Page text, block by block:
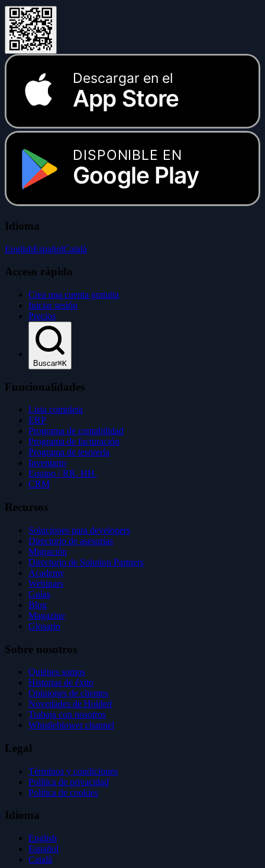
Descargar en el
App Store
DISPONIBLE EN
Google Play
Idioma
EnglishEspañolCatalà
Acceso rápido
Crea una cuenta gratuita
Iniciar sesión
Precios
Buscar⌘K
Funcionalidades
Lista completa
ERP
Programa de contabilidad
Programa de facturación
Programa de tesorería
Inventario
Equipo / RR. HH.
CRM
Recursos
Soluciones para developers
Directorio de asesorías
Migración
Directorio de Solution Partners
Academy
Webinars
Guías
Blog
Magazine
Glosario
Sobre nosotros
Quiénes somos
Historias de éxito
Opiniones de clientes
Novedades de Holded
Trabaja con nosotros
Whistleblower channel
Legal
Términos y condiciones
Política de privacidad
Política de cookies
Idioma
English
Español
Català